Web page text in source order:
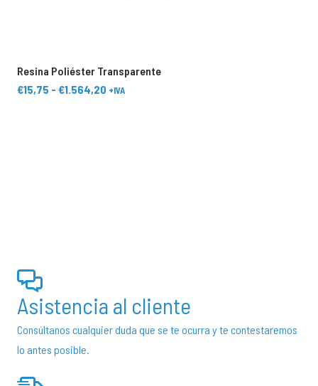
Resina Poliéster Transparente
€15,75 - €1.564,20 Rango
+IVA
pueden
elegir
en
la
página
Asistencia al cliente
Consúltanos cualquier duda que se te ocurra y te contestaremos
lo antes posible.